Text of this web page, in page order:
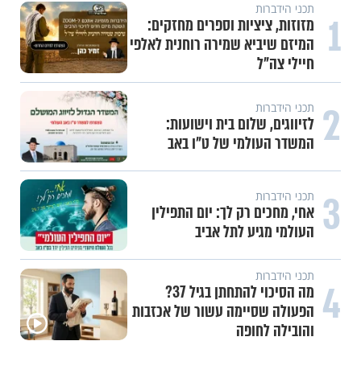
1 תכני הידברות
מזוזות, ציציות וספרים מחזקים:
המיזם שיביא שמירה רוחנית לאלפי
חיילי צה"ל
2 תכני הידברות
לזיווגים, שלום בית וישועות:
המשדר העולמי של ט"ו באב
3 תכני הידברות
אחי, מחכים רק לך: יום התפילין
העולמי מגיע לתל אביב
4 תכני הידברות
מה הסיכוי להתחתן בגיל 37?
הפעולה שסיימה עשור של אכזבות
והובילה לחופה